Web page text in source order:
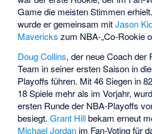
Game die meisten Stimmen
wurde er gemeinsam mitJason
Mavericks zum NBA-„Co-Rookie
Doug Collins, der neue Coach der
Team in seiner ersten Saison in
Playoffs führen. Mit 46 Siegen in
18 Spiele mehr als im Vorjahr,
ersten Runde der NBA-Playoffs
besiegt.Grant Hillbekam erneut
Michael Jordan im Fan-Voting für